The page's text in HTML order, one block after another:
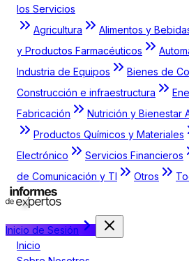
los Servicios
Agricultura
Alimentos y
y Productos Farmacéuticos
Industria de Equipos
Bienes de
Construcción e infraestructura
Fabricación
Nutrición y Bienestar
Productos Químicos y Materiales
Electrónico
Servicios Financieros
de Comunicación y TI
Otros
Inicio de Sesión
Inicio